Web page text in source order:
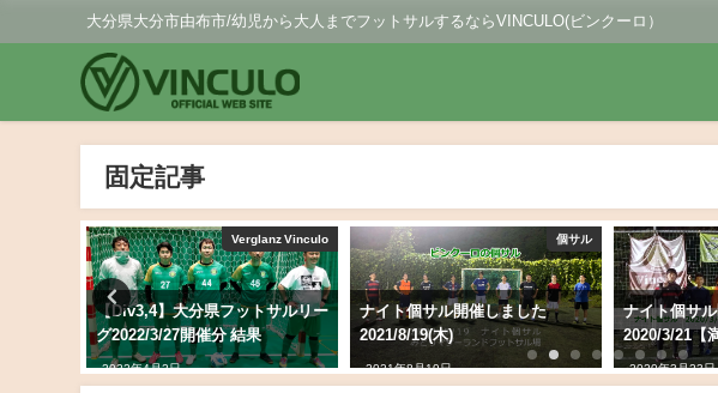
大分県大分市由布市/幼児から大人までフットサルするならVINCULO(ビンクーロ）
固定記事
個サル
ナイト個サル開催しました
2021/8/19(木)
2021年8月19日
個サル
ナイト個サル開催しました
2020/3/21【満員御礼】
2020年3月23日
ナイト個サ
2022/6/17(金)
2022年6月17日